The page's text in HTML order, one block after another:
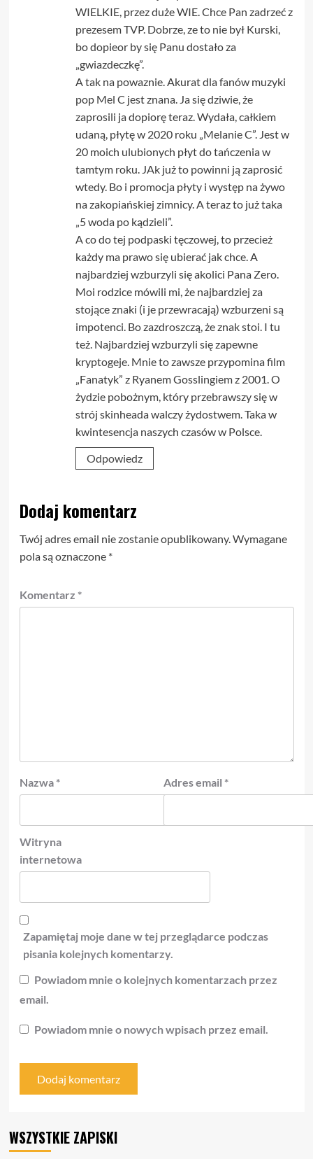
WIELKIE, przez duże WIE. Chce Pan zadrzeć z
prezesem TVP. Dobrze, ze to nie był Kurski,
bo dopieor by się Panu dostało za
„gwiazdeczkę”.
A tak na powaznie. Akurat dla fanów muzyki
pop Mel C jest znana. Ja się dziwie, że
zaprosili ja dopiorę teraz. Wydała, całkiem
udaną, płytę w 2020 roku „Melanie C”. Jest w
20 moich ulubionych płyt do tańczenia w
tamtym roku. JAk już to powinni ją zaprosić
wtedy. Bo i promocja płyty i występ na żywo
na zakopiańskiej zimnicy. A teraz to już taka
„5 woda po kądzieli”.
A co do tej podpaski tęczowej, to przecież
każdy ma prawo się ubierać jak chce. A
najbardziej wzburzyli się akolici Pana Zero.
Moi rodzice mówili mi, że najbardziej za
stojące znaki (i je przewracają) wzburzeni są
impotenci. Bo zazdroszczą, że znak stoi. I tu
też. Najbardziej wzburzyli się zapewne
kryptogeje. Mnie to zawsze przypomina film
„Fanatyk” z Ryanem Gosslingiem z 2001. O
żydzie pobożnym, który przebrawszy się w
strój skinheada walczy żydostwem. Taka w
kwintesencja naszych czasów w Polsce.
Odpowiedz
Dodaj komentarz
Twój adres email nie zostanie opublikowany.Wymagane
pola są oznaczone *
Komentarz *
Nazwa * Adres email *
Witryna
internetowa
Zapamiętaj moje dane w tej przeglądarce podczas
pisania kolejnych komentarzy.
Powiadom mnie o kolejnych komentarzach przez
email.
Powiadom mnie o nowych wpisach przez email.
WSZYSTKIE ZAPISKI